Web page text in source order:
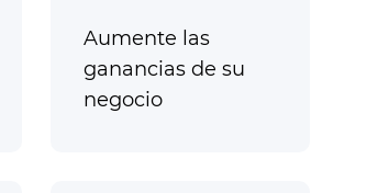
Aumente las
ganancias de su
negocio